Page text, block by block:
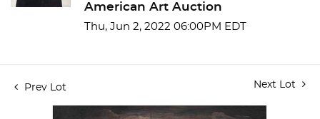
American Art Auction
Thu, Jun 2, 2022 06:00PM EDT
Prev Lot Next Lot